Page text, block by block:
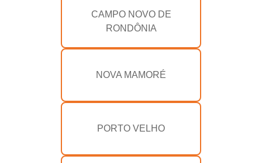
CAMPO NOVO DE
RONDÔNIA
NOVA MAMORÉ
PORTO VELHO